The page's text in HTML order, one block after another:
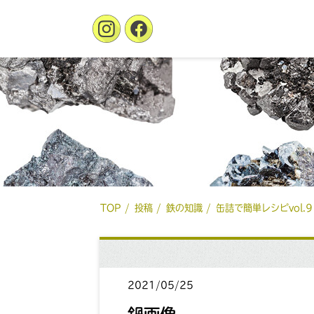
TOP 投稿 鉄の知識 缶詰で簡単レシピvol.9
2021/05/25